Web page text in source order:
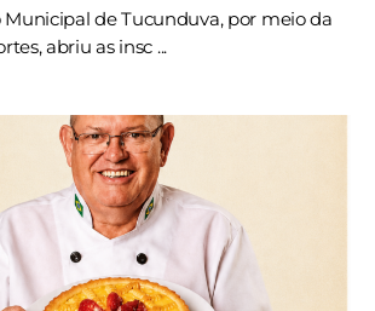
de Tucunduva, por meio da
abriu as insc ...